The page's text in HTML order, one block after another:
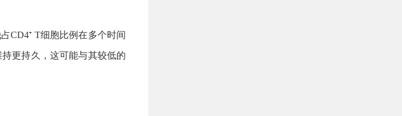
CD4⁺ T细胞比例在多个时间
持更持久，这可能与其较低的